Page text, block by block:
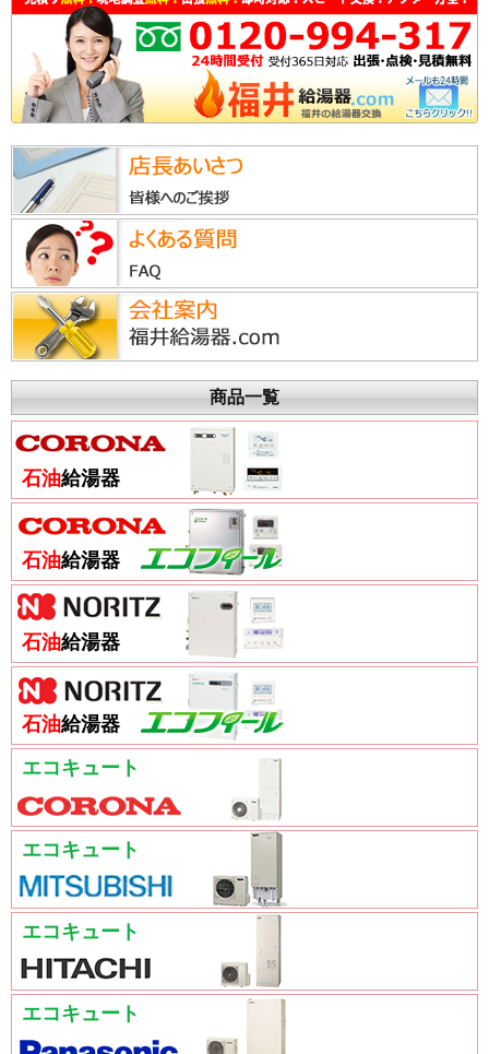
商品一覧
石油給湯器
石油給湯器
石油給湯器
石油給湯器
エコキュート
エコキュート
エコキュート
エコキュート